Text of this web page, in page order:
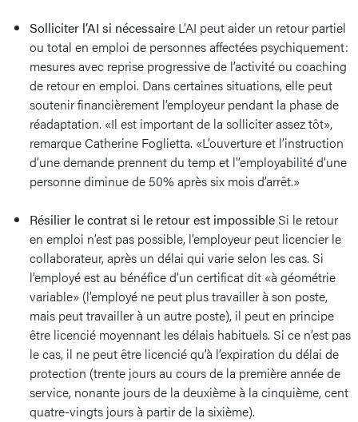
Solliciter l’AI si nécessaire L’AI peut aider un retour partiel
ou total en emploi de personnes affectées psychiquement:
mesures avec reprise progressive de l’activité ou coaching
de retour en emploi. Dans certaines situations, elle peut
soutenir financièrement l’employeur pendant la phase de
réadaptation. «Il est important de la solliciter assez tôt»,
remarque Catherine Foglietta. «L’ouverture et l’instruction
d’une demande prennent du temp et l'’employabilité d’une
personne diminue de 50% après six mois d’arrêt.»
Résilier le contrat si le retour est impossible Si le retour
en emploi n’est pas possible, l’employeur peut licencier le
collaborateur, après un délai qui varie selon les cas. Si
l’employé est au bénéfice d’un certificat dit «à géométrie
variable» (l’employé ne peut plus travailler à son poste,
mais peut travailler à un autre poste), il peut en principe
être licencié moyennant les délais habituels. Si ce n’est pas
le cas, il ne peut être licencié qu’à l’expiration du délai de
protection (trente jours au cours de la première année de
service, nonante jours de la deuxième à la cinquième, cent
quatre-vingts jours à partir de la sixième).